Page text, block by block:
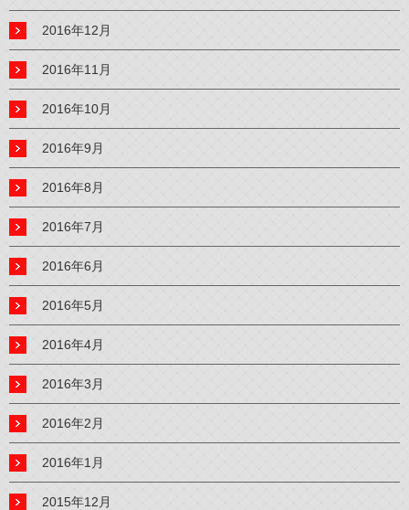
2016年12月
2016年11月
2016年10月
2016年9月
2016年8月
2016年7月
2016年6月
2016年5月
2016年4月
2016年3月
2016年2月
2016年1月
2015年12月